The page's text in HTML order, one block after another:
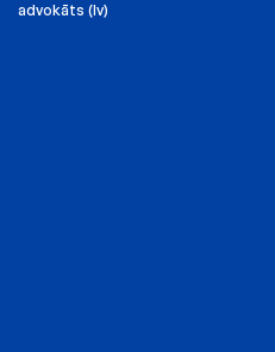
advokāts (lv)